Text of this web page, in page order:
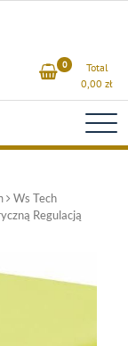
0
Total
0,00 zł
Ws Tech
Regulacją